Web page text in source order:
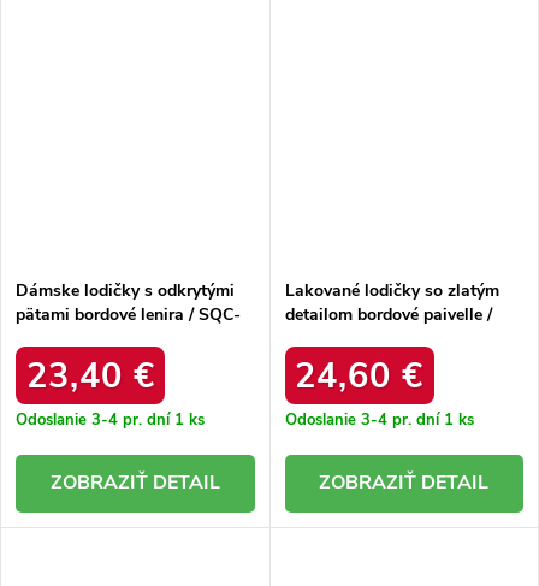
Dámske lodičky s odkrytými
pätami bordové lenira / SQC-
23,40 €
Odoslanie 3-4 pr. dní 1 ks
DETAIL
Lakované lodičky so zlatým
detailom bordové paivelle /
24,60 €
Odoslanie 3-4 pr. dní 1 ks
DETAIL